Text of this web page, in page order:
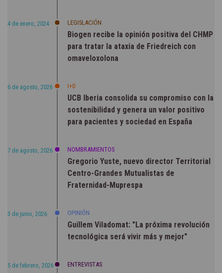
4 de enero, 2024 LEGISLACIÓN
Biogen recibe la opinión positiva del CHMP
para tratar la ataxia de Friedreich con
omaveloxolona
6 de agosto, 2026 I+D
UCB Iberia consolida su compromiso con la
sostenibilidad y genera un valor positivo
para pacientes y sociedad en España
7 de agosto, 2026 NOMBRAMIENTOS
Gregorio Yuste, nuevo director Territorial
Centro-Grandes Mutualistas de
Fraternidad-Muprespa
3 de junio, 2026 OPINIÓN
Guillem Viladomat: "La próxima revolución
tecnológica será vivir más y mejor"
5 de febrero, 2026 ENTREVISTAS